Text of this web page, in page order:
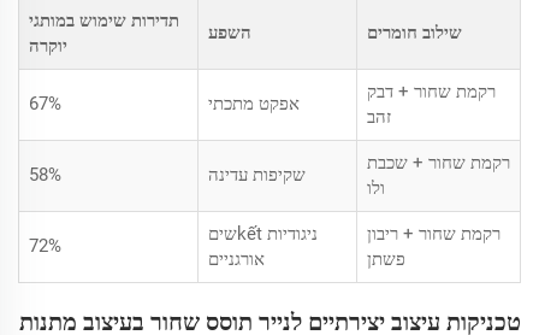
שילוב חומרים השפע
תדירות שימוש במותגי
יוקרה
רקמת שחור + דבק
זהב
אפקט מתכתי 67%
רקמת שחור + שכבת
ולו
שקיפות עדינה 58%
רקמת שחור + ריבון
פשתן
ניגודיות kếtשים
אורגניים
72%
טכניקות עיצוב יצירתיים לנייר תוסס שחור בעיצוב מתנות